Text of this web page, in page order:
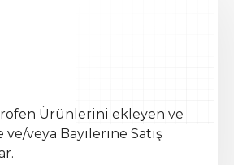
Ürünlerini ekleyen ve
ve/veya Bayilerine Satış